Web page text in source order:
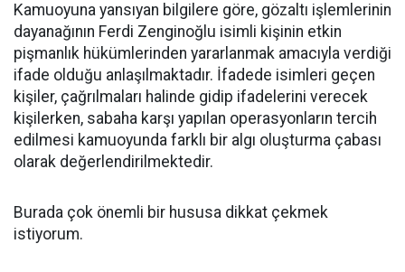
Kamuoyuna yansıyan bilgilere göre, gözaltı işlemlerinin
dayanağının Ferdi Zenginoğlu isimli kişinin etkin
pişmanlık hükümlerinden yararlanmak amacıyla verdiği
ifade olduğu anlaşılmaktadır. İfadede isimleri geçen
kişiler, çağrılmaları halinde gidip ifadelerini verecek
kişilerken, sabaha karşı yapılan operasyonların tercih
edilmesi kamuoyunda farklı bir algı oluşturma çabası
olarak değerlendirilmektedir.
Burada çok önemli bir hususa dikkat çekmek
istiyorum.